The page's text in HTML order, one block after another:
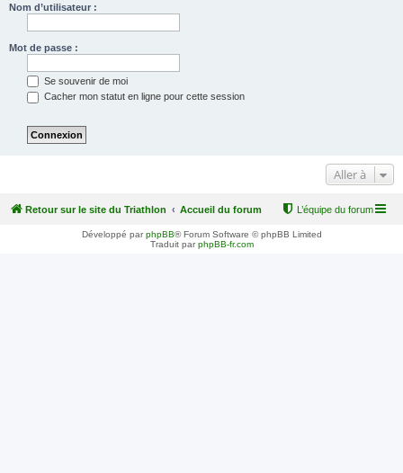
Nom d’utilisateur :
Mot de passe :
Se souvenir de moi
Cacher mon statut en ligne pour cette session
Aller à
Retour sur le site du Triathlon Accueil du forum L’équipe du forum
Développé parphpBB® Forum Software © phpBB Limited
Traduit parphpBB-fr.com